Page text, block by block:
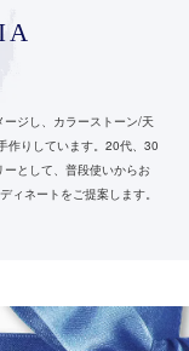
ジし、カラーストーン/天
作りしています。20代、30
ーとして、普段使いからお
ィネートをご提案します。